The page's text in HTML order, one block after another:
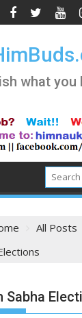
what you
All Posts
Sabha